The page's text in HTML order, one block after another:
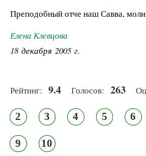
Преподобный отче наш Савва,
Елена Клевцова
18 декабря 2005 г.
Рейтинг: 9.4 Голосов: 263
2 3 4 5 6
9 10